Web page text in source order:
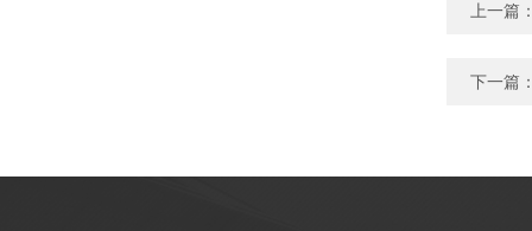
上一篇
下一篇